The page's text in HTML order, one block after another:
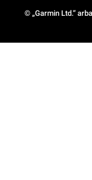
© „Garmin Ltd.“